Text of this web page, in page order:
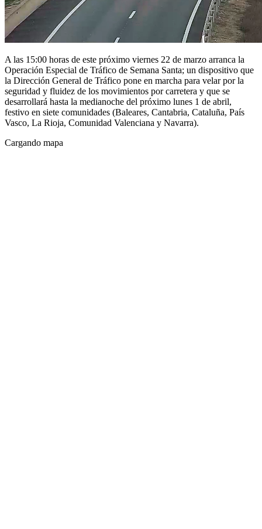
A las 15:00 horas de este próximo viernes 22 de marzo arranca la
Operación Especial de Tráfico de Semana Santa; un dispositivo que
la Dirección General de Tráfico pone en marcha para velar por la
seguridad y fluidez de los movimientos por carretera y que se
desarrollará hasta la medianoche del próximo lunes 1 de abril,
festivo en siete comunidades (Baleares, Cantabria, Cataluña, País
Vasco, La Rioja, Comunidad Valenciana y Navarra).
Cargando mapa